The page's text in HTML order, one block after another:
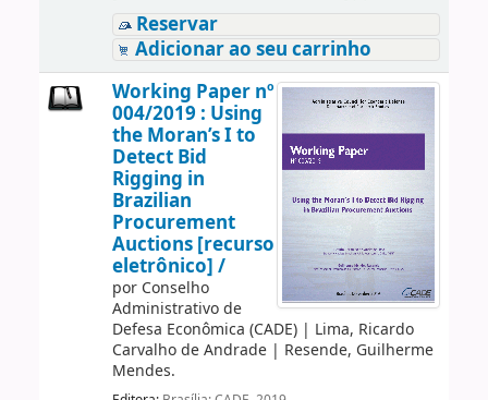
Reservar
Adicionar ao seu carrinho
Working Paper nº
004/2019 : Using
the Moran’s I to
Detect Bid
Rigging in
Brazilian
Procurement
Auctions [recurso
eletrônico] /
por Conselho
Administrativo de
Defesa Econômica (CADE)| Lima, Ricardo
Carvalho de Andrade| Resende, Guilherme
Mendes.